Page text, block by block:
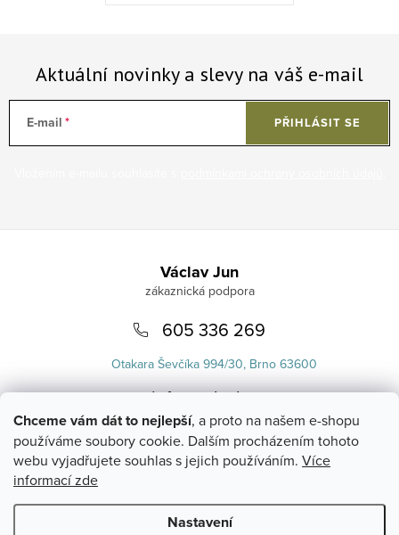
Chceme vám dát to nejlepší, a proto na našem e-shopu
používáme soubory cookie. Dalším procházením tohoto
webu vyjadřujete souhlas s jejich používáním. Více
informací zde
Nastavení
Aktuální novinky a slevy na váš e-mail
E-mail PŘIHLÁSIT SE
Václav Jun
605 336 269
Otakara Ševčíka 994/30, Brno 63600
info@uvlasku.cz